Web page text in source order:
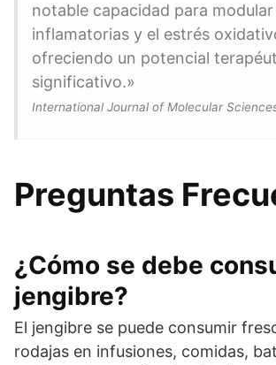
notable capacidad para modular
inflamatorias y el estrés
ofreciendo un potencial
significativo.»
International Journal of Molecular
Preguntas
¿Cómo se debe
jengibre?
El jengibre se puede consumir
rodajas en infusiones, comidas,